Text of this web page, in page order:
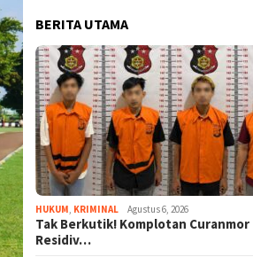
BERITA UTAMA
HUKUM KRIMINAL Agustus 6, 2026
Tak Berkutik! Komplotan Curanmor
Residiv…